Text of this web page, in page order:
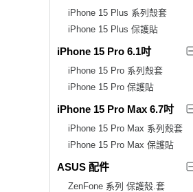
iPhone 15 Plus 系列殼套
iPhone 15 Plus 保護貼
iPhone 15 Pro 6.1吋
iPhone 15 Pro 系列殼套
iPhone 15 Pro 保護貼
iPhone 15 Pro Max 6.7吋
iPhone 15 Pro Max 系列殼套
iPhone 15 Pro Max 保護貼
ASUS 配件
ZenFone 系列 保護殼.套